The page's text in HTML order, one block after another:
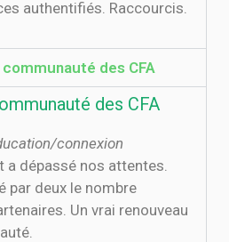
authentifiés. Raccourcis.
des CFA
des CFA
connexion
a dépassé nos attentes.
par deux le nombre
Un vrai renouveau